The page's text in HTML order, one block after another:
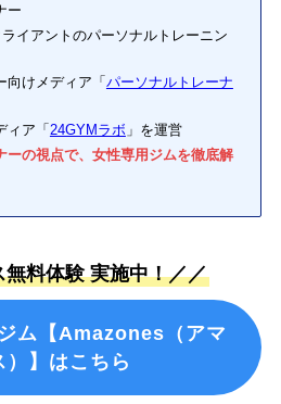
ー
イアントのパーソナルトレーニン
向けメディア「 パーソナルトレーナ
ィア「24GYMラボ 」を運営
ーの視点で、女性専用ジムを徹底解
料体験 実施中！／／
ム【Amazones（アマ
）】はこちら